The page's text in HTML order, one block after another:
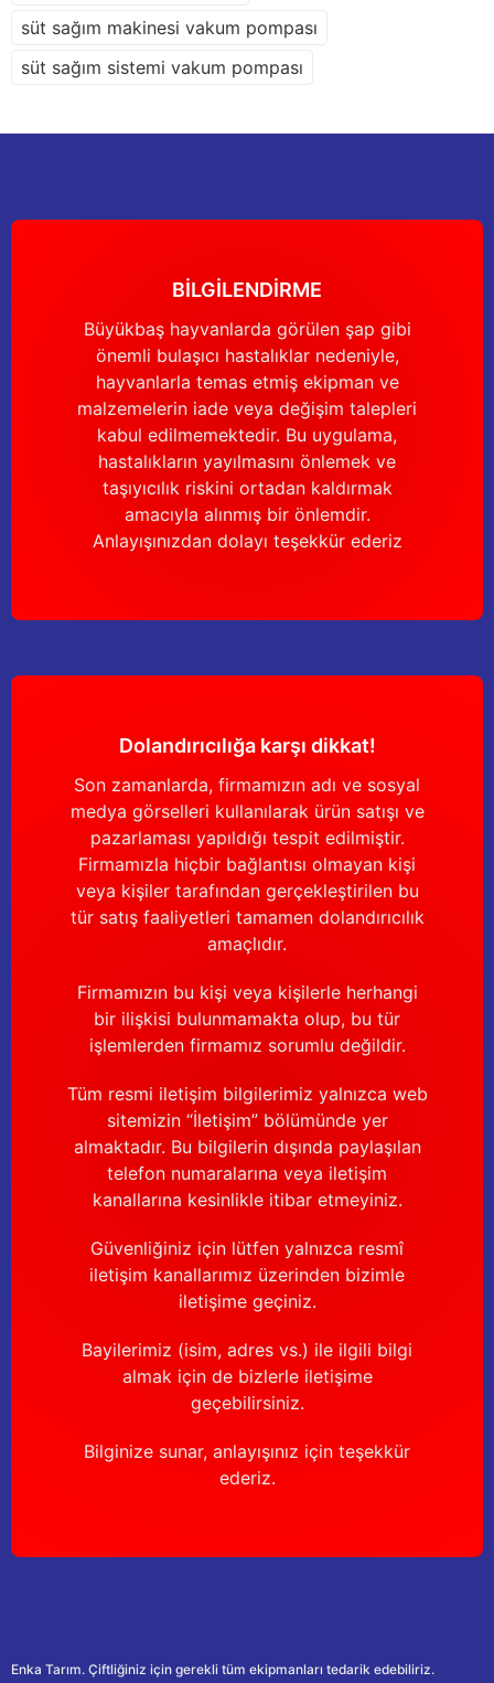
süt sağım makinesi vakum pompası
süt sağım sistemi vakum pompası
BİLGİLENDİRME
Büyükbaş hayvanlarda görülen şap gibi
önemli bulaşıcı hastalıklar nedeniyle,
hayvanlarla temas etmiş ekipman ve
malzemelerin iade veya değişim talepleri
kabul edilmemektedir. Bu uygulama,
hastalıkların yayılmasını önlemek ve
taşıyıcılık riskini ortadan kaldırmak
amacıyla alınmış bir önlemdir.
Anlayışınızdan dolayı teşekkür ederiz
Dolandırıcılığa karşı dikkat!
Son zamanlarda, firmamızın adı ve sosyal
medya görselleri kullanılarak ürün satışı ve
pazarlaması yapıldığı tespit edilmiştir.
Firmamızla hiçbir bağlantısı olmayan kişi
veya kişiler tarafından gerçekleştirilen bu
tür satış faaliyetleri tamamen dolandırıcılık
amaçlıdır.
Firmamızın bu kişi veya kişilerle herhangi
bir ilişkisi bulunmamakta olup, bu tür
işlemlerden firmamız sorumlu değildir.
Tüm resmi iletişim bilgilerimiz yalnızca web
sitemizin “İletişim” bölümünde yer
almaktadır. Bu bilgilerin dışında paylaşılan
telefon numaralarına veya iletişim
kanallarına kesinlikle itibar etmeyiniz.
Güvenliğiniz için lütfen yalnızca resmî
iletişim kanallarımız üzerinden bizimle
iletişime geçiniz.
Bayilerimiz (isim, adres vs.) ile ilgili bilgi
almak için de bizlerle iletişime
geçebilirsiniz.
Bilginize sunar, anlayışınız için teşekkür
ederiz.
Enka Tarım. Çiftliğiniz için gerekli tüm ekipmanları tedarik edebiliriz.